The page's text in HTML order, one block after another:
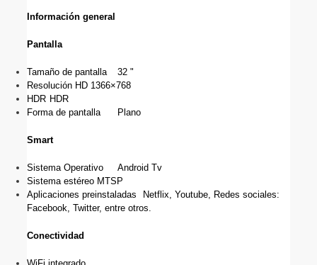
Información general
Pantalla
Tamaño de pantalla
32 "
Resolución HD 1366×768
HDR HDR
Forma de pantalla
Plano
Smart
Sistema Operativo
Android Tv
Sistema estéreo MTSP
Aplicaciones preinstaladas
Netflix, Youtube, Redes sociales:
Facebook, Twitter, entre otros.
Conectividad